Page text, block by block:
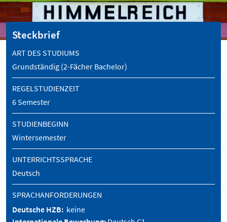
Steckbrief
ART DES STUDIUMS
Grundständig (2-Fächer Bachelor)
REGELSTUDIENZEIT
6 Semester
STUDIENBEGINN
Wintersemester
UNTERRICHTSSPRACHE
Deutsch
SPRACHANFORDERUNGEN
Deutsche HZB: keine